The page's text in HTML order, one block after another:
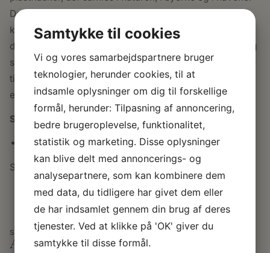
Dette tiltag giver vores skønne natur mindre plastik at
kæmpe med, samtidig med at du får mindre bøvl
derhjemme; materialet kan nemlig tåle vand og skidt, og
skal blot vaskes over med en klud. Derfor er de perfekte
til brug på terrassen, i pavillonen eller havehuset. Og så
er det endda i et flot grafisk design.
SPECIFIKATIONER
Puden måler 50 x 50 cm.
Sådan er puden blevet til:
SE OGSÅ
Andre populære produkter
Samtykke til cookies
Vi og vores samarbejdspartnere bruger
teknologier, herunder cookies, til at
indsamle oplysninger om dig til forskellige
formål, herunder: Tilpasning af annoncering,
bedre brugeroplevelse, funktionalitet,
statistik og marketing. Disse oplysninger
kan blive delt med annoncerings- og
analysepartnere, som kan kombinere dem
med data, du tidligere har givet dem eller
de har indsamlet gennem din brug af deres
tjenester. Ved at klikke på 'OK' giver du
samtykke til disse formål.